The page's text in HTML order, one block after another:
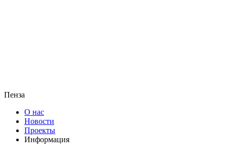
Пенза
О нас
Новости
Проекты
Информация